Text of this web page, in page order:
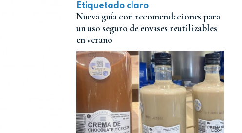
Etiquetado claro
Nueva guía con recomendaciones para
un uso seguro de envases reutilizables
en verano